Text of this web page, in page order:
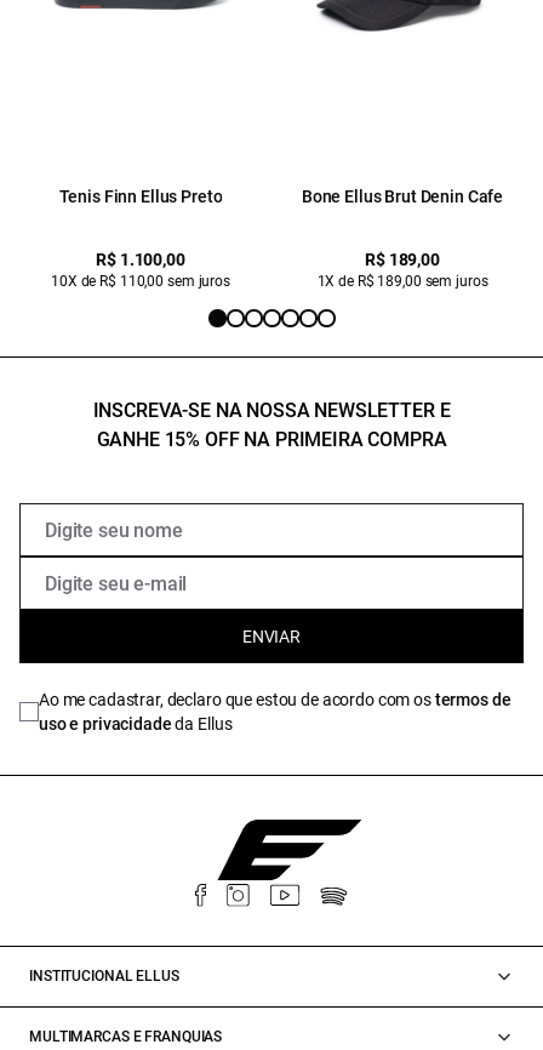
Tenis Finn Ellus Preto
R$ 1.100,00
10X de R$ 110,00 sem juros
Bone Ellus Brut Denin Cafe
R$ 189,00
1X de R$ 189,00 sem juros
INSCREVA-SE NA NOSSA NEWSLETTER E
GANHE 15% OFF NA PRIMEIRA COMPRA
ENVIAR
Ao me cadastrar, declaro que estou de acordo com ostermos de
uso e privacidadeda Ellus
INSTITUCIONAL ELLUS
MULTIMARCAS E FRANQUIAS